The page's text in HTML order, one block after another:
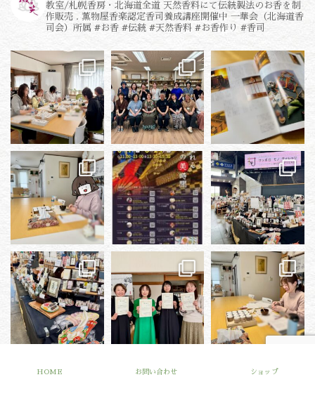
教室/札幌香房・北海道全道 天然香料にて伝統製法のお香を制
作販売 . 薫物屋香楽認定香司養成講座開催中 一華会（北海道香
司会）所属 #お香 #伝統 #天然香料 #お香作り #香司
さらに読み込む... Instagram でフォロー
HOME お問い合わせ ショップ